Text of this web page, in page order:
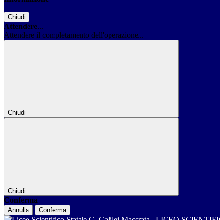
Chiudi
Attendere...
Attendere il completamento dell'operazione...
Chiudi
Chiudi
Conferma
Annulla Conferma